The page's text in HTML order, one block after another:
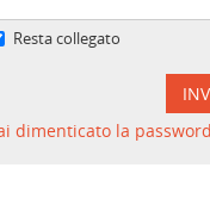
Resta collegato
dimenticato la